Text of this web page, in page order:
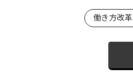
働き方改革